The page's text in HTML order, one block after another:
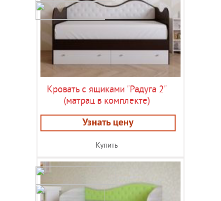
Кровать с ящиками "Радуга 2"
(матрац в комплекте)
Узнать цену
Купить